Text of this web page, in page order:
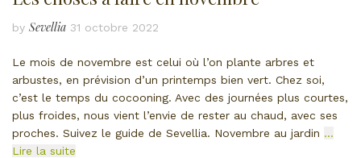
by Sevellia 31 octobre 2022
Le mois de novembre est celui où l’on plante arbres et
arbustes, en prévision d’un printemps bien vert. Chez soi,
c’est le temps du cocooning. Avec des journées plus courtes,
plus froides, nous vient l’envie de rester au chaud, avec ses
proches. Suivez le guide de Sevellia. Novembre au jardin …
Lire la suite